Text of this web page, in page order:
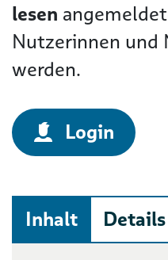
lesen
Nutzerinnen und
werden.
Login
Inhalt Details